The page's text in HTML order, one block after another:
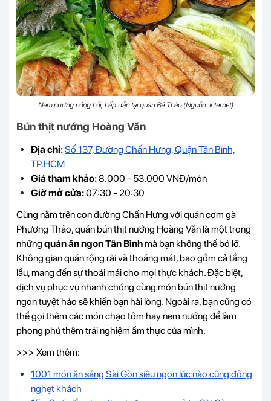
Nem nướng nóng hổi, hấp dẫn tại quán Bé Thảo (Nguồn: Internet)
Bún thịt nướng Hoàng Văn
Địa chỉ:Số 137, Đường Chấn Hưng, Quận Tân Bình,
TP.HCM
Giá tham khảo:8.000 - 53.000 VNĐ/món
Giờ mở cửa:07:30 - 20:30
Cùng nằm trên con đường Chấn Hưng với quán cơm gà
Phương Thảo, quán bún thịt nướng Hoàng Văn là một trong
những quán ăn ngon Tân Bìnhmà bạn không thể bỏ lỡ.
Không gian quán rộng rãi và thoáng mát, bao gồm cả tầng
lầu, mang đến sự thoải mái cho mọi thực khách. Đặc biệt,
dịch vụ phục vụ nhanh chóng cùng món bún thịt nướng
ngon tuyệt hảo sẽ khiến bạn hài lòng. Ngoài ra, bạn cũng có
thể gọi thêm các món chạo tôm hay nem nướng để làm
phong phú thêm trải nghiệm ẩm thực của mình.
>>> Xem thêm:
1001 món ăn sáng Sài Gòn siêu ngon lúc nào cũng đông
nghẹt khách